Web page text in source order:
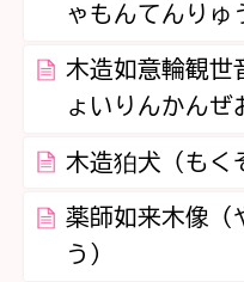
ゃもんてんりゅ
木造如意輪観世
ょいりんかんぜ
木造狛犬（もく
薬師如来木像（
う）